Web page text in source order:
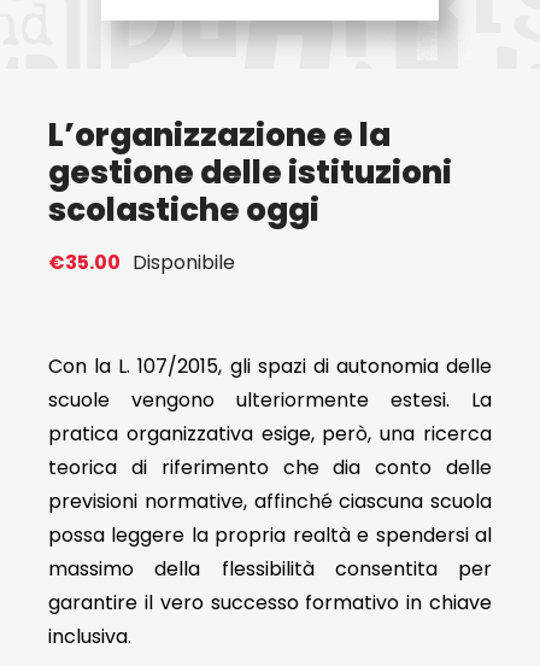
L’organizzazione e la
gestione delle istituzioni
scolastiche oggi
€35.00 Disponibile
Con la L. 107/2015, gli spazi di autonomia delle
scuole vengono ulteriormente estesi. La
pratica organizzativa esige, però, una ricerca
teorica di riferimento che dia conto delle
previsioni normative, affinché ciascuna scuola
possa leggere la propria realtà e spendersi al
massimo della flessibilità consentita per
garantire il vero successo formativo in chiave
inclusiva.